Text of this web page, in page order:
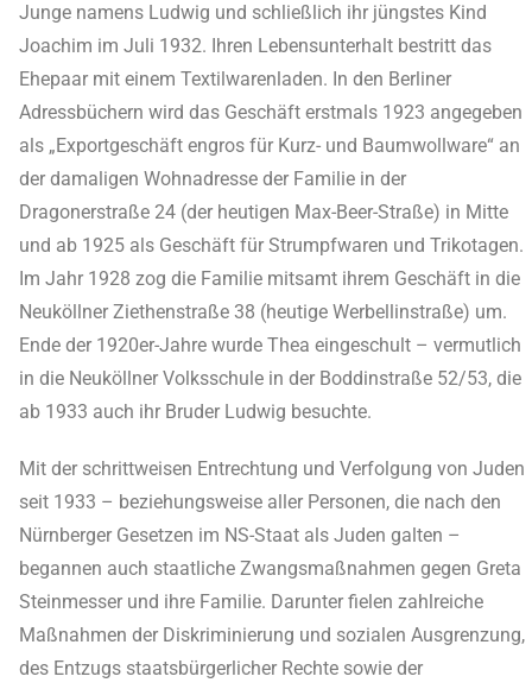
Junge namens Ludwig und schließlich ihr jüngstes Kind
Joachim im Juli 1932. Ihren Lebensunterhalt bestritt das
Ehepaar mit einem Textilwarenladen. In den Berliner
Adressbüchern wird das Geschäft erstmals 1923 angegeben
als „Exportgeschäft engros für Kurz- und Baumwollware“ an
der damaligen Wohnadresse der Familie in der
Dragonerstraße 24 (der heutigen Max-Beer-Straße) in Mitte
und ab 1925 als Geschäft für Strumpfwaren und Trikotagen.
Im Jahr 1928 zog die Familie mitsamt ihrem Geschäft in die
Neuköllner Ziethenstraße 38 (heutige Werbellinstraße) um.
Ende der 1920er-Jahre wurde Thea eingeschult – vermutlich
in die Neuköllner Volksschule in der Boddinstraße 52/53, die
ab 1933 auch ihr Bruder Ludwig besuchte.
Mit der schrittweisen Entrechtung und Verfolgung von Juden
seit 1933 – beziehungsweise aller Personen, die nach den
Nürnberger Gesetzen im NS-Staat als Juden galten –
begannen auch staatliche Zwangsmaßnahmen gegen Greta
Steinmesser und ihre Familie. Darunter fielen zahlreiche
Maßnahmen der Diskriminierung und sozialen Ausgrenzung,
des Entzugs staatsbürgerlicher Rechte sowie der